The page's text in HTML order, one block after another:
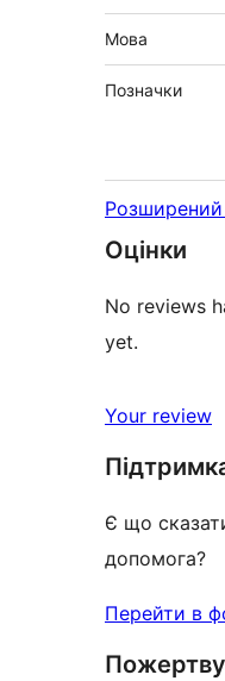
Мова
Позначки
Розширений
Оцінки
No reviews
yet.
Your review
Є що
допомога?
Перейти в